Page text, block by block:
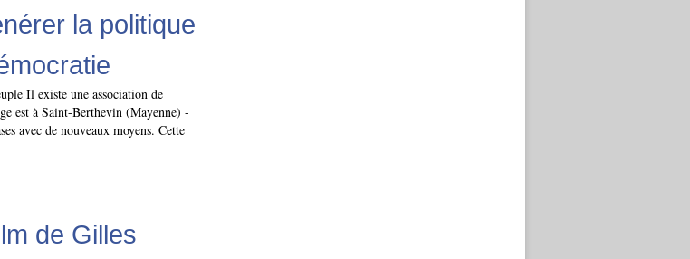
la politique
Il existe une association de
est à Saint-Berthevin (Mayenne) -
avec de nouveaux moyens. Cette
de Gilles